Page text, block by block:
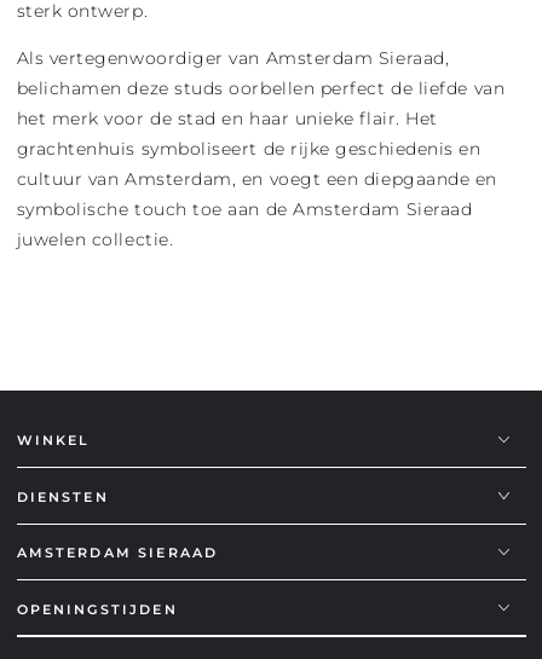
sterk ontwerp.
Als vertegenwoordiger van Amsterdam Sieraad,
belichamen deze studs oorbellen perfect de liefde van
het merk voor de stad en haar unieke flair. Het
grachtenhuis symboliseert de rijke geschiedenis en
cultuur van Amsterdam, en voegt een diepgaande en
symbolische touch toe aan de Amsterdam Sieraad
juwelen collectie.
WINKEL
DIENSTEN
AMSTERDAM SIERAAD
OPENINGSTIJDEN